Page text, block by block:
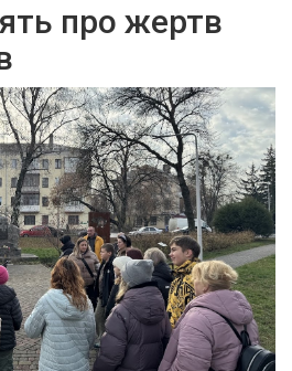
про жертв